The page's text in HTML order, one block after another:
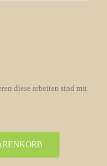
diese arbeiten sind mit